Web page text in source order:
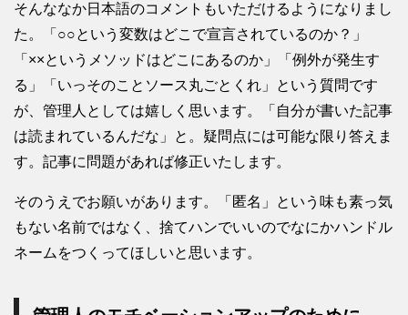
そんななか日本語のコメントもいただけるようになりまし
た。「○○という変数はどこで宣言されているのか？」
「××というメソッドはどこにあるのか」「例外が発生す
る」「いっそのことソース丸ごとくれ」という質問です
が、管理人としては嬉しく思います。「自分が書いた記事
は読まれているんだな」と。疑問点には可能な限り答えま
す。記事に問題があれば修正いたします。
そのうえでお願いがあります。「匿名」という味も素っ気
もない名前ではなく、捨てハンでいいのでなにかハンドル
ネームをつくってほしいと思います。